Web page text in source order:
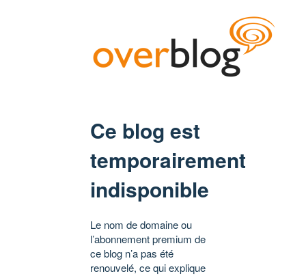
Ce blog est
temporairement
indisponible
Le nom de domaine ou
l’abonnement premium de
ce blog n’a pas été
renouvelé, ce qui explique